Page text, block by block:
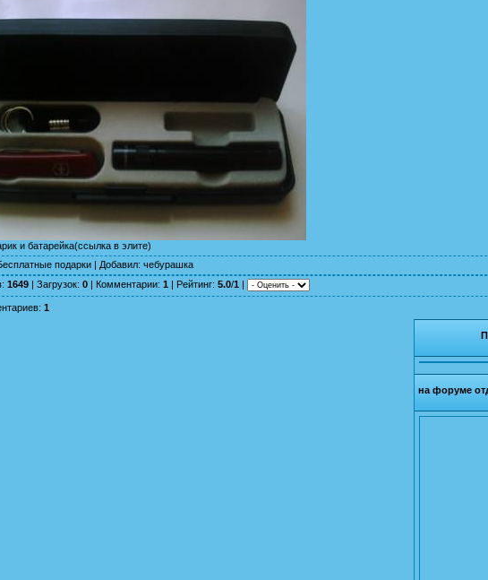
и батарейка(ссылка в элите)
подарки | Добавил: чебурашка
: 1649 | Загрузок: 0 | Комментарии: 1 | Рейтинг: 5.0/1 |
: 1
на форуме